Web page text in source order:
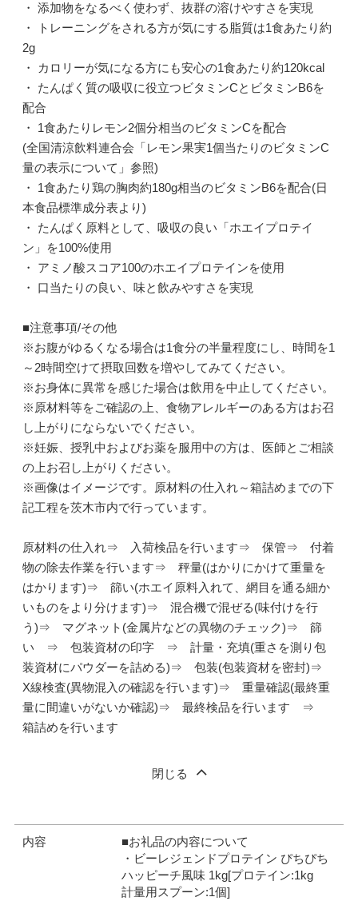
・ 添加物をなるべく使わず、抜群の溶けやすさを実現
・ トレーニングをされる方が気にする脂質は1食あたり約
2g
・ カロリーが気になる方にも安心の1食あたり約120kcal
・ たんぱく質の吸収に役立つビタミンCとビタミンB6を
配合
・ 1食あたりレモン2個分相当のビタミンCを配合
(全国清涼飲料連合会「レモン果実1個当たりのビタミンC
量の表示について」参照)
・ 1食あたり鶏の胸肉約180g相当のビタミンB6を配合(日
本食品標準成分表より)
・ たんぱく原料として、吸収の良い「ホエイプロテイ
ン」を100%使用
・ アミノ酸スコア100のホエイプロテインを使用
・ 口当たりの良い、味と飲みやすさを実現
■注意事項/その他
※お腹がゆるくなる場合は1食分の半量程度にし、時間を1
～2時間空けて摂取回数を増やしてみてください。
※お身体に異常を感じた場合は飲用を中止してください。
※原材料等をご確認の上、食物アレルギーのある方はお召
し上がりにならないでください。
※妊娠、授乳中およびお薬を服用中の方は、医師とご相談
の上お召し上がりください。
※画像はイメージです。原材料の仕入れ～箱詰めまでの下
記工程を茨木市内で行っています。
原材料の仕入れ⇒ 入荷検品を行います⇒ 保管⇒ 付着
物の除去作業を行います⇒ 秤量(はかりにかけて重量を
はかります)⇒ 篩い(ホエイ原料入れて、網目を通る細か
いものをより分けます)⇒ 混合機で混ぜる(味付けを行
う)⇒ マグネット(金属片などの異物のチェック)⇒ 篩
い ⇒ 包装資材の印字 ⇒ 計量・充填(重さを測り包
装資材にパウダーを詰める)⇒ 包装(包装資材を密封)⇒
X線検査(異物混入の確認を行います)⇒ 重量確認(最終重
量に間違いがないか確認)⇒ 最終検品を行います ⇒
箱詰めを行います
閉じる
内容
■お礼品の内容について
・ビーレジェンドプロテイン ぴちぴち
ハッピーチ風味 1kg[プロテイン:1kg
計量用スプーン:1個]